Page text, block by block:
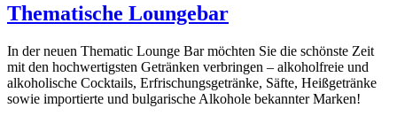
Thematische Loungebar
In der neuen Thematic Lounge Bar möchten Sie die schönste Zeit
mit den hochwertigsten Getränken verbringen – alkoholfreie und
alkoholische Cocktails, Erfrischungsgetränke, Säfte, Heißgetränke
sowie importierte und bulgarische Alkohole bekannter Marken!